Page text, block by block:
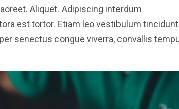
Aliquet. Adipiscing interdum
est tortor. Etiam leo vestibulum
senectus congue viverra, convallis